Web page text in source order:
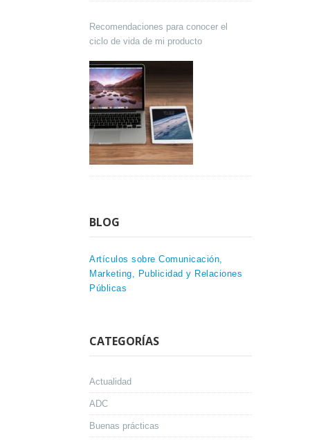
Recomendaciones para conocer el
ciclo de vida de mi producto
BLOG
Artículos sobre Comunicación,
Marketing, Publicidad y Relaciones
Públicas
CATEGORÍAS
Actualidad
ADC
Buenas prácticas